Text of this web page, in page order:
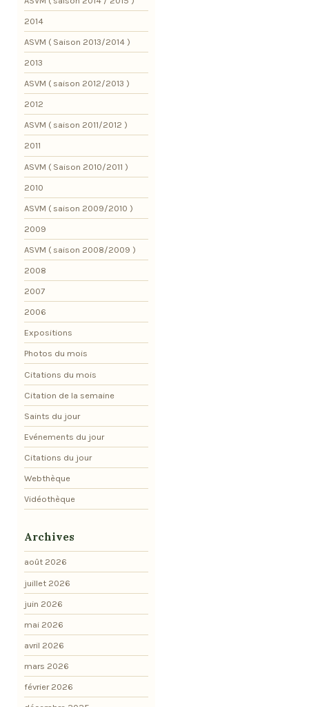
2014
ASVM ( Saison 2013/2014 )
2013
ASVM ( saison 2012/2013 )
2012
ASVM ( saison 2011/2012 )
2011
ASVM ( Saison 2010/2011 )
2010
ASVM ( saison 2009/2010 )
2009
ASVM ( saison 2008/2009 )
2008
2007
2006
Expositions
Photos du mois
Citations du mois
Citation de la semaine
Saints du jour
Evénements du jour
Citations du jour
Webthèque
Vidéothèque
Archives
août 2026
juillet 2026
juin 2026
mai 2026
avril 2026
mars 2026
février 2026